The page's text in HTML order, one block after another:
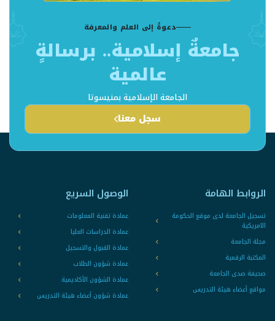
دعوةٌ إلى العلم والمعرفة
جامعةٌ إسلامية.. برسالةٍ
عالمية
الجامعة الإسلامية بمنيسوتا
سجل معنا
الروابط الهامة
تسجيل الجامعة لدى موقع الحكومة
الامريكية
مجلة الجامعة
المكتبة الرقمية
صحيفة صدى الجامعة
مواقع أعضاء هيئة التدريس
الوصول السريع
عمادة تقنية المعلومات
عمادة الدراسات العليا
عمادة القبول والتسجيل
عمادة شؤون الطلاب
عمادة الشؤون الأكاديمية
عمادة شؤون أعضاء هيئة التدريس